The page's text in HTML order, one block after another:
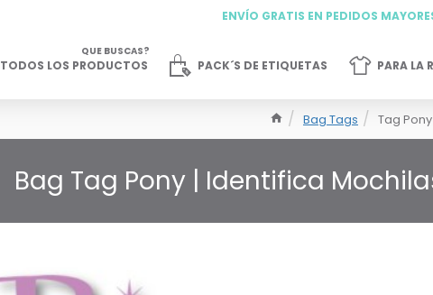
ENVÍO GRATIS EN PEDIDOS
TODOS LOS PRODUCTOS
QUE BUSCAS?
PACK´S DE ETIQUETAS PARA LA
Bag Tags Tag Pony
Bag Tag Pony | Identifica